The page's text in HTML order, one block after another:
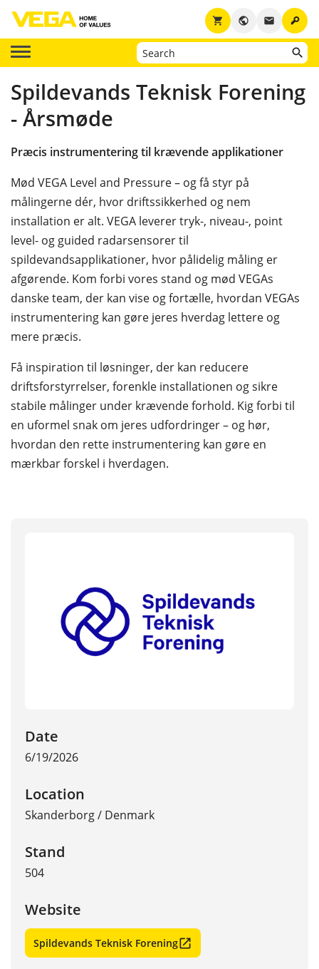
key
email
public
shopping_cart
Spildevands Teknisk Forening
- Årsmøde
Præcis instrumentering til krævende applikationer
Mød VEGA Level and Pressure – og få styr på
målingerne dér, hvor driftssikkerhed og nem
installation er alt. VEGA leverer tryk-, niveau-, point
level- og guided radarsensorer til
spildevandsapplikationer, hvor pålidelig måling er
afgørende. Kom forbi vores stand og mød VEGAs
danske team, der kan vise og fortælle, hvordan VEGAs
instrumentering kan gøre jeres hverdag lettere og
mere præcis.
Få inspiration til løsninger, der kan reducere
driftsforstyrrelser, forenkle installationen og sikre
stabile målinger under krævende forhold. Kig forbi til
en uformel snak om jeres udfordringer – og hør,
hvordan den rette instrumentering kan gøre en
mærkbar forskel i hverdagen.
Date
6/19/2026
Location
Skanderborg/ Denmark
Stand
504
Website
Spildevands Teknisk Forening